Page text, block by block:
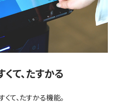
て、たすかる
て、たすかる機能。